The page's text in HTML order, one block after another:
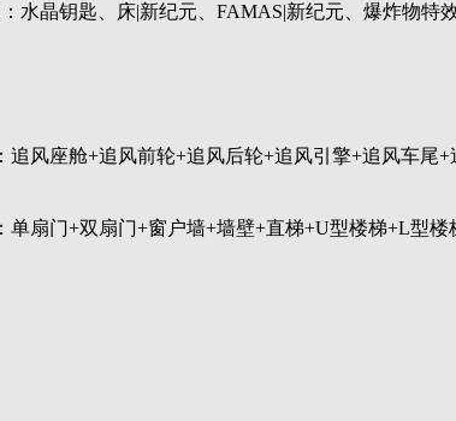
水晶钥匙、床|新纪元、FAMAS|新纪元、爆炸物特
追风座舱+追风前轮+追风后轮+追风引擎+追风车尾
单扇门+双扇门+窗户墙+墙壁+直梯+U型楼梯+L型